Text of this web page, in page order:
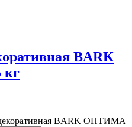
BARK
BARK ОПТИМА